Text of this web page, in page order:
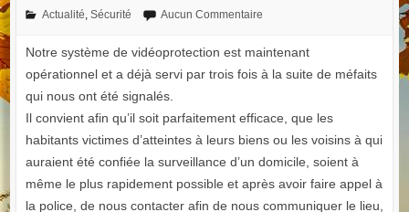
Actualité, Sécurité Aucun Commentaire
Notre système de vidéoprotection est maintenant
opérationnel et a déjà servi par trois fois à la suite de méfaits
qui nous ont été signalés.
Il convient afin qu’il soit parfaitement efficace, que les
habitants victimes d’atteintes à leurs biens ou les voisins à qui
auraient été confiée la surveillance d’un domicile, soient à
même le plus rapidement possible et après avoir faire appel à
la police, de nous contacter afin de nous communiquer le lieu,